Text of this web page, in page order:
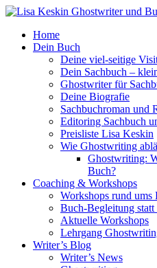
Home
Dein Buch
Deine viel-seitige
Dein Sachbuch –
Ghostwriter für
Deine Biografie
Sachbuchroman und
Editoring Sachbuch
Preisliste Lisa Keskin
Wie Ghostwriting
Ghostwriting:
Buch?
Coaching & Workshops
Workshops rund ums
Buch-Begleitung
Aktuelle Workshops
Lehrgang
Writer’s Blog
Writer’s News